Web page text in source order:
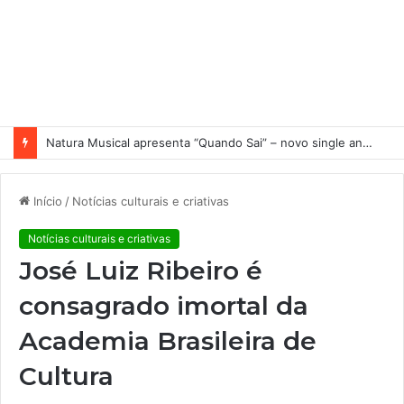
Nuno Ramos no MACRS 4D
Início / Notícias culturais e criativas
Notícias culturais e criativas
José Luiz Ribeiro é
consagrado imortal da
Academia Brasileira de
Cultura